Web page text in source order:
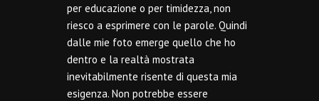
per educazione o per timidezza, non
riesco a esprimere con le parole. Quindi
dalle mie foto emerge quello che ho
dentro e la realtà mostrata
inevitabilmente risente di questa mia
esigenza. Non potrebbe essere